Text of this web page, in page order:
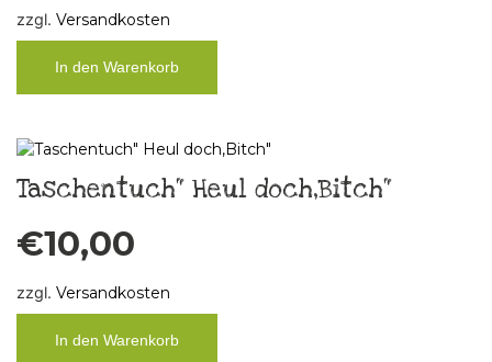
zzgl. Versandkosten
In den Warenkorb
Taschentuch“ Heul doch,Bitch“
€10,00
zzgl. Versandkosten
In den Warenkorb